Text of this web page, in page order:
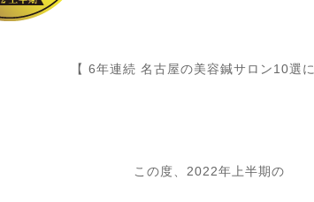
【 6年連続 名古屋の美容鍼サロン10選に
この度、 2022年上半期の